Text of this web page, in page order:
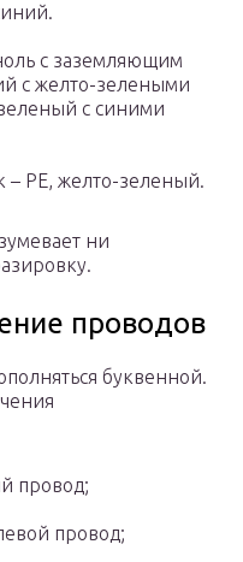
с заземляющим
с желто-зелеными
с синими
PE, желто-зеленый.
ни
проводов
буквенной.
провод;
провод;